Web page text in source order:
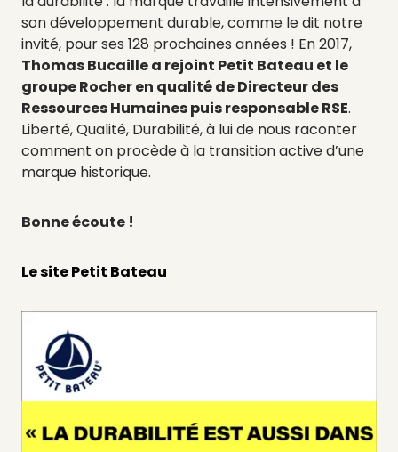
son développement durable, comme le dit notre
invité, pour ses 128 prochaines années ! En 2017,
Thomas Bucaille a rejoint Petit Bateau et le
groupe Rocher en qualité de Directeur des
Ressources Humaines puis responsable RSE.
Liberté, Qualité, Durabilité, à lui de nous raconter
comment on procède à la transition active d’une
marque historique.
Bonne écoute !
Le site Petit Bateau